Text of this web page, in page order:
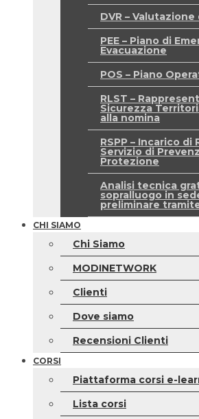
DVR –
PEE – Piano di
Evacuazione
POS – Piano
RLST –
Sicurezza
alla nomina
RSPP – Incarico
Servizio di
Protezione
Analisi tecnica
sopralluogo in
preliminare
CHI SIAMO
Chi Siamo
MODINETWORK
Clienti
Dove siamo
Recensioni Clienti
CORSI
Piattaforma corsi e-
Lista corsi